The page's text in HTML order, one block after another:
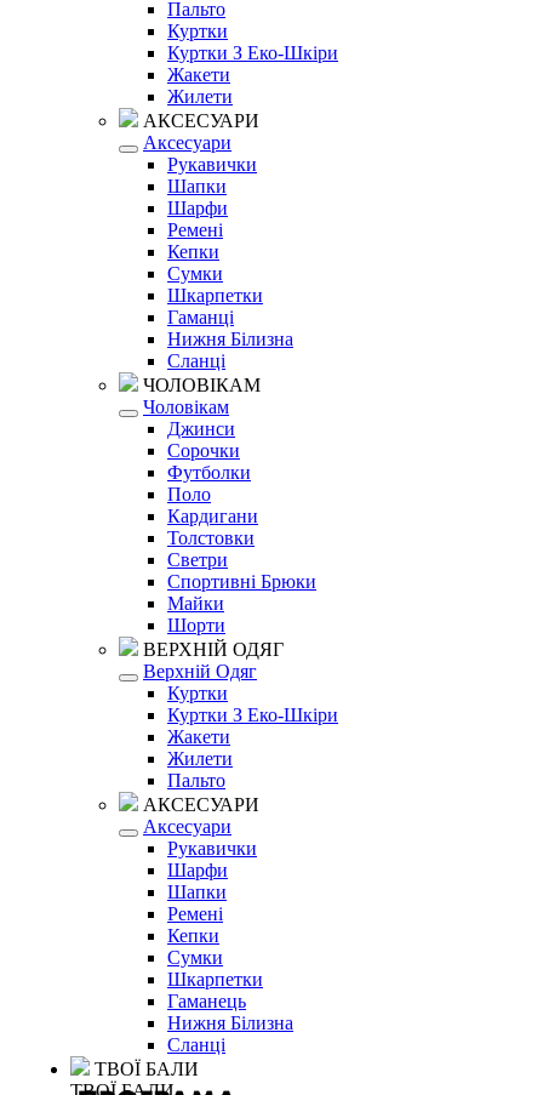
Пальто
Куртки
Куртки З Еко-Шкіри
Жакети
Жилети
АКСЕСУАРИ
Аксесуари
Рукавички
Шапки
Шарфи
Ремені
Кепки
Сумки
Шкарпетки
Гаманці
Нижня Білизна
Сланці
ЧОЛОВІКАМ
Чоловікам
Джинси
Сорочки
Футболки
Поло
Кардигани
Толстовки
Светри
Спортивні Брюки
Майки
Шорти
ВЕРХНІЙ ОДЯГ
Верхній Одяг
Куртки
Куртки З Еко-Шкіри
Жакети
Жилети
Пальто
АКСЕСУАРИ
Аксесуари
Рукавички
Шарфи
Шапки
Ремені
Кепки
Сумки
Шкарпетки
Гаманець
Нижня Білизна
Сланці
ТВОЇ БАЛИ
ТВОЇ БАЛИ